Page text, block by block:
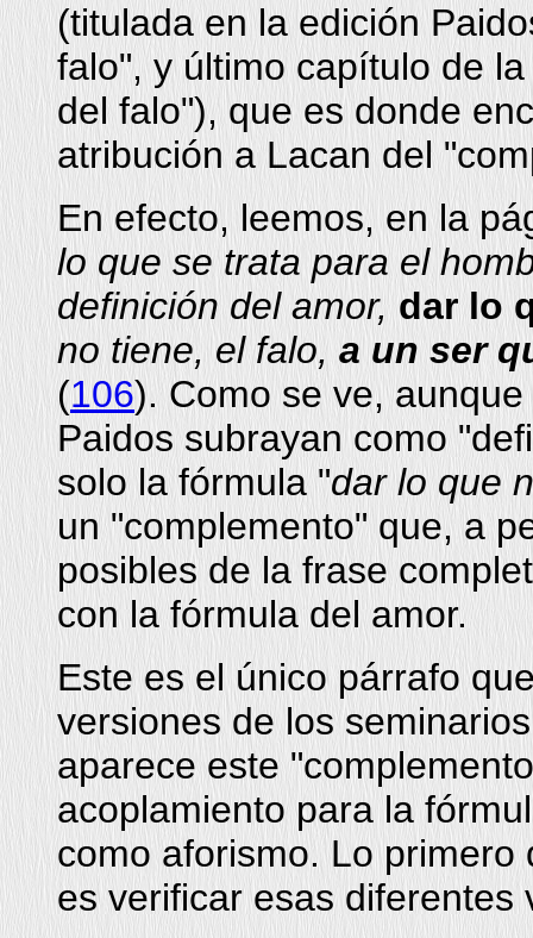
(titulada en la edición
falo", y último capítulo de
del falo"), que es donde
atribución a Lacan del
En efecto, leemos, en la
lo que se trata para el
definición del amor, dar lo
no tiene, el falo, a un ser
(106). Como se ve,
Paidos subrayan como
solo la fórmula "dar lo que
un "complemento" que, a
posibles de la frase
con la fórmula del amor.
Este es el único párrafo
versiones de los
aparece este
acoplamiento para la
como aforismo. Lo
es verificar esas diferentes